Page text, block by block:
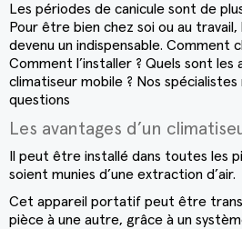
Les périodes de canicule sont de
Pour être bien chez soi ou au
devenu un indispensable. Comment
Comment l’installer ? Quels sont les
climatiseur mobile ? Nos
questions
Les avantages d’un
Il peut être installé dans toutes les
soient munies d’une extraction d’air.
Cet appareil portatif peut être
pièce à une autre, grâce à un